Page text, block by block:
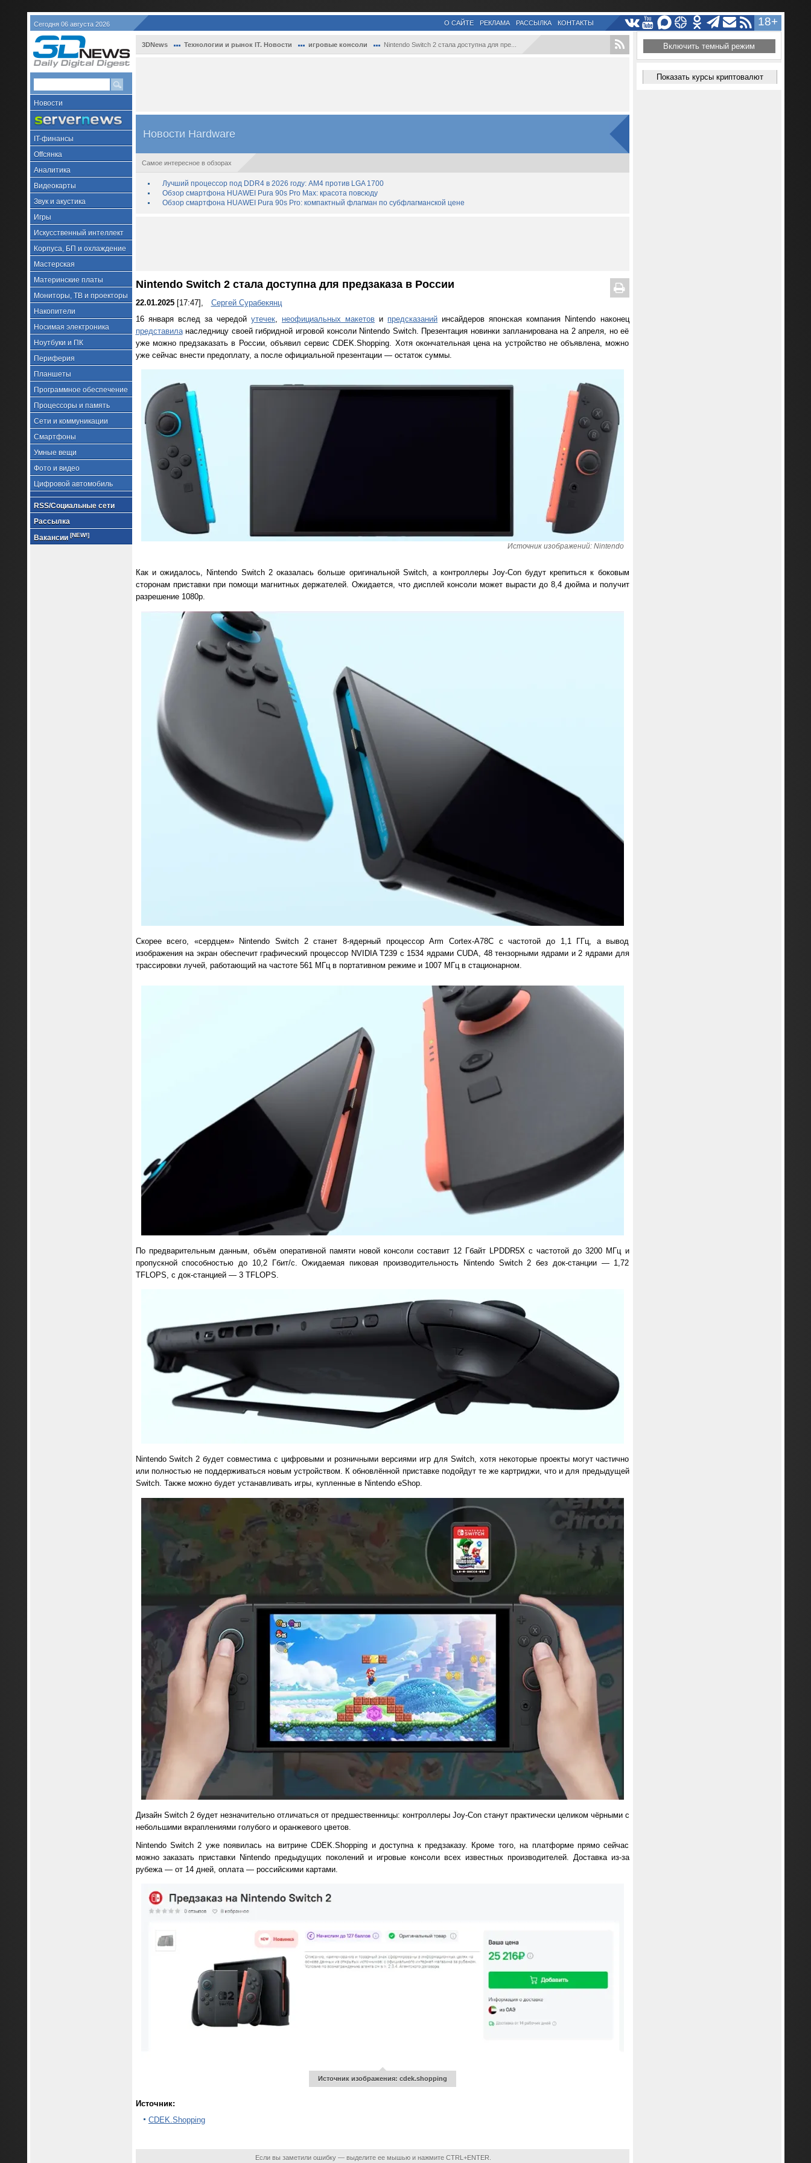
Сегодня 06 августа 2026 18+
О САЙТЕ РЕКЛАМА РАССЫЛКА КОНТАКТЫ
Новости
IT-финансы
Offсянка
Аналитика
Видеокарты
Звук и акустика
Игры
Искусственный интеллект
Корпуса, БП и охлаждение
Мастерская
Материнские платы
Мониторы, ТВ и проекторы
Накопители
Носимая электроника
Ноутбуки и ПК
Периферия
Планшеты
Программное обеспечение
Процессоры и память
Сети и коммуникации
Смартфоны
Умные вещи
Фото и видео
Цифровой автомобиль
RSS/Социальные сети
Рассылка
Вакансии [NEW!]
3DNews Технологии и рынок IT. Новости игровые консоли Nintendo Switch 2 стала доступна для пре...
Новости Hardware
Самое интересное в обзорах
Лучший процессор под DDR4 в 2026 году: AM4 против LGA 1700
Обзор смартфона HUAWEI Pura 90s Pro Max: красота повсюду
Обзор смартфона HUAWEI Pura 90s Pro: компактный флагман по субфлагманской цене
Nintendo Switch 2 стала доступна для предзаказа в России
22.01.2025[17:47],
Сергей Сурабекянц
16 января вслед за чередой утечек, неофициальных макетов и предсказаний инсайдеров японская компания Nintendo наконец
представиланаследницу своей гибридной игровой консоли Nintendo Switch. Презентация новинки запланирована на 2 апреля, но её
уже можно предзаказать в России, объявил сервис CDEK.Shopping. Хотя окончательная цена на устройство не объявлена, можно
уже сейчас внести предоплату, а после официальной презентации — остаток суммы.
Источник изображений: Nintendo
Как и ожидалось, Nintendo Switch 2 оказалась больше оригинальной Switch, а контроллеры Joy-Con будут крепиться к боковым
сторонам приставки при помощи магнитных держателей. Ожидается, что дисплей консоли может вырасти до 8,4 дюйма и получит
разрешение 1080p.
Скорее всего, «сердцем» Nintendo Switch 2 станет 8-ядерный процессор Arm Cortex-A78C с частотой до 1,1 ГГц, а вывод
изображения на экран обеспечит графический процессор NVIDIA T239 с 1534 ядрами CUDA, 48 тензорными ядрами и 2 ядрами для
трассировки лучей, работающий на частоте 561 МГц в портативном режиме и 1007 МГц в стационарном.
По предварительным данным, объём оперативной памяти новой консоли составит 12 Гбайт LPDDR5X с частотой до 3200 МГц и
пропускной способностью до 10,2 Гбит/с. Ожидаемая пиковая производительность Nintendo Switch 2 без док-станции — 1,72
TFLOPS, с док-станцией — 3 TFLOPS.
Nintendo Switch 2 будет совместима с цифровыми и розничными версиями игр для Switch, хотя некоторые проекты могут частично
или полностью не поддерживаться новым устройством. К обновлённой приставке подойдут те же картриджи, что и для предыдущей
Switch. Также можно будет устанавливать игры, купленные в Nintendo eShop.
Дизайн Switch 2 будет незначительно отличаться от предшественницы: контроллеры Joy-Con станут практически целиком чёрными с
небольшими вкраплениями голубого и оранжевого цветов.
Nintendo Switch 2 уже появилась на витрине CDEK.Shopping и доступна к предзаказу. Кроме того, на платформе прямо сейчас
можно заказать приставки Nintendo предыдущих поколений и игровые консоли всех известных производителей. Доставка из-за
рубежа — от 14 дней, оплата — российскими картами.
Источник изображения: cdek.shopping
Источник:
CDEK.Shopping
Если вы заметили ошибку — выделите ее мышью и нажмите CTRL+ENTER.
Включить темный режим
Показать курсы криптовалют